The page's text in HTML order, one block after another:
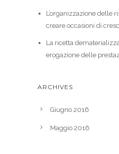
L’organizzazione delle
creare occasioni di
La ricetta
erogazione delle
ARCHIVES
Giugno 2016
Maggio 2016